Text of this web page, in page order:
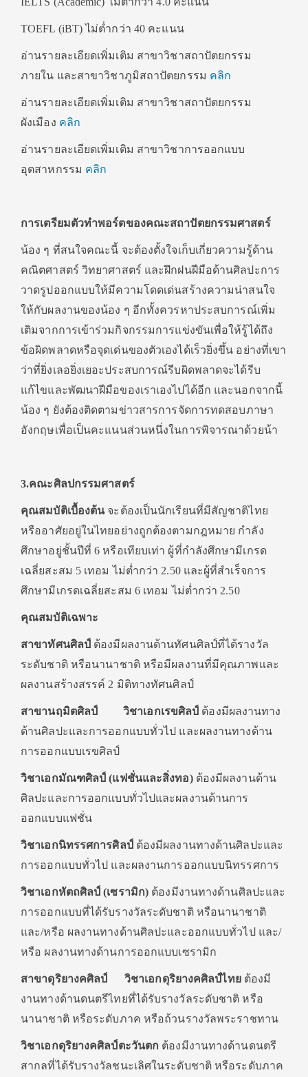
TOEFL (iBT) ไม่ต่ำกว่า 40 คะแนน
อ่านรายละเอียดเพิ่มเติม สาขาวิชาสถาปัตยกรรม
ภายใน และสาขาวิชาภูมิสถาปัตยกรรม คลิก
อ่านรายละเอียดเพิ่มเติม สาขาวิชาสถาปัตยกรรม
ผังเมือง คลิก
อ่านรายละเอียดเพิ่มเติม สาขาวิชาการออกแบบ
อุตสาหกรรม คลิก
การเตรียมตัวทำพอร์ตของคณะสถาปัตยกรรมศาสตร์
น้อง ๆ ที่สนใจคณะนี้ จะต้องตั้งใจเก็บเกี่ยวความรู้ด้าน
คณิตศาสตร์ วิทยาศาสตร์ และฝึกฝนฝีมือด้านศิลปะการ
วาดรูปออกแบบให้มีความโดดเด่นสร้างความน่าสนใจ
ให้กับผลงานของน้อง ๆ อีกทั้งควรหาประสบการณ์เพิ่ม
เติมจากการเข้าร่วมกิจกรรมการแข่งขันเพื่อให้รู้ได้ถึง
ข้อผิดพลาดหรือจุดเด่นของตัวเองได้เร็วยิ่งขึ้น อย่างที่เขา
ว่าที่ยิ่งเลอยิ่งเยอะประสบการณ์รีบผิดพลาดจะได้รีบ
แก้ไขและพัฒนาฝีมือของเราเองไปได้อีก และนอกจากนี้
น้อง ๆ ยังต้องติดตามข่าวสารการจัดการทดสอบภาษา
อังกฤษเพื่อเป็นคะแนนส่วนหนึ่งในการพิจารณาด้วยน้า
3.คณะศิลปกรรมศาสตร์
คุณสมบัติเบื้องต้น จะต้องเป็นนักเรียนที่มีสัญชาติไทย
หรืออาศัยอยู่ในไทยอย่างถูกต้องตามกฎหมาย กำลัง
ศึกษาอยู่ชั้นปีที่ 6 หรือเทียบเท่า ผู้ที่กำลังศึกษามีเกรด
เฉลี่ยสะสม 5 เทอม ไม่ต่ำกว่า 2.50 และผู้ที่สำเร็จการ
ศึกษามีเกรดเฉลี่ยสะสม 6 เทอม ไม่ต่ำกว่า 2.50
คุณสมบัติเฉพาะ
สาขาทัศนศิลป์ ต้องมีผลงานด้านทัศนศิลป์ที่ได้รางวัล
ระดับชาติ หรือนานาชาติ หรือมีผลงานที่มีคุณภาพและ
ผลงานสร้างสรรค์ 2 มิติทางทัศนศิลป์
สาขานฤมิตศิลป์ วิชาเอกเรขศิลป์ ต้องมีผลงานทาง
ด้านศิลปะและการออกแบบทั่วไป และผลงานทางด้าน
การออกแบบเรขศิลป์
วิชาเอกมัณฑศิลป์ (แฟชั่นและสิ่งทอ)ต้องมีผลงานด้าน
ศิลปะและการออกแบบทั่วไปและผลงานด้านการ
ออกแบบแฟชั่น
วิชาเอกนิทรรศการศิลป์ ต้องมีผลงานทางด้านศิลปะและ
การออกแบบทั่วไป และผลงานการออกแบบนิทรรศการ
วิชาเอกหัตถศิลป์ (เซรามิก) ต้องมีงานทางด้านศิลปะและ
การออกแบบที่ได้รับรางวัลระดับชาติ หรือนานาชาติ
และ/หรือ ผลงานทางด้านศิลปะและออกแบบทั่วไป และ/
หรือ ผลงานทางด้านการออกแบบเซรามิก
สาขาดุริยางคศิลป์ วิชาเอกดุริยางคศิลป์ไทยต้องมี
งานทางด้านดนตรีไทยที่ได้รับรางวัลระดับชาติ หรือ
นานาชาติ หรือระดับภาค หรือถ้วนรางวัลพระราชทาน
วิชาเอกดุริยางคศิลป์ตะวันตก ต้องมีงานทางด้านดนตรี
สากลที่ได้รับรางวัลชนะเลิศในระดับชาติ หรือระดับภาค